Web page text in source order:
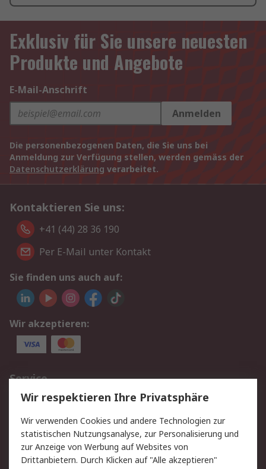
Exklusiv für Sie unsere neuesten
Produkte und Angebote
E-Mail-Anschrift
Anmelden
Die personenbezogenen Daten, die Sie uns bei
Anmeldung zur Verfügung stellen, werden gemäss der
Datenschutzerklärung verarbeitet.
Kontaktieren Sie uns:
+41 (44) 28 36 190
Per E-Mail unter Kontakt
Sie finden uns auch auf:
Wir akzeptieren:
Service
Value Added Services
Lieferlösungen
Rücksendungen
Kontakt
Hilfe
Rechtliches
Wir respektieren Ihre Privatsphäre
Wir verwenden Cookies und andere Technologien zur
statistischen Nutzungsanalyse, zur Personalisierung und
zur Anzeige von Werbung auf Websites von
Drittanbietern. Durch Klicken auf "Alle akzeptieren"